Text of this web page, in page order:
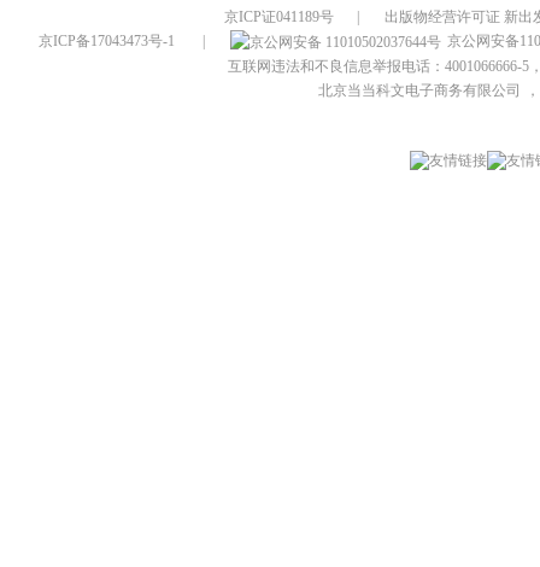
京ICP证041189号
出版物经营许可证 新出
京ICP备17043473号-1
京公网安备
互联网违法和不良信息举报电话：4001066666-5
北京当当科文电子商务有限公司